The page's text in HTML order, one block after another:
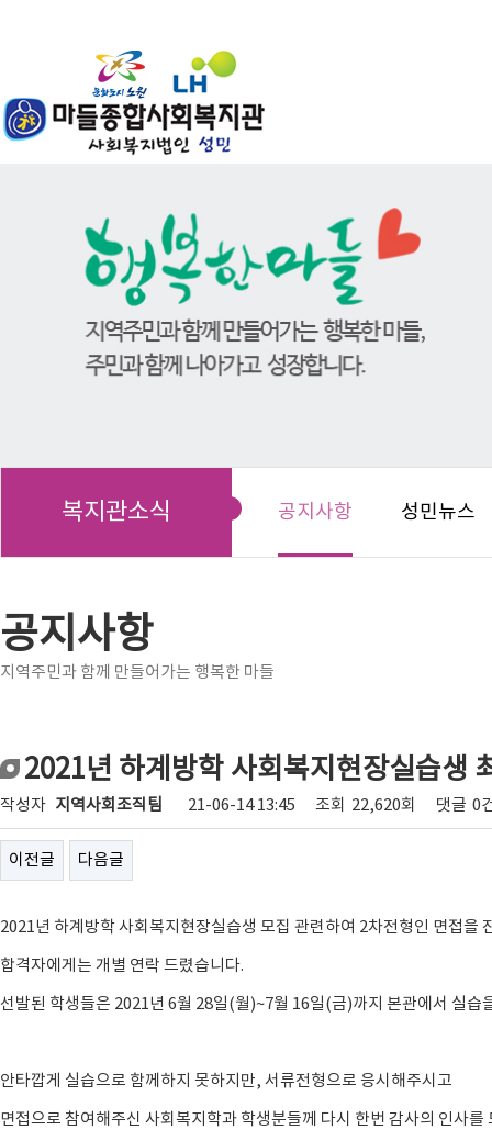
복지관소식 공지사항 성민뉴스
공지사항
지역주민과 함께 만들어가는 행복한 마들
2021년 하계방학 사회복지현장실습생
작성자 지역사회조직팀 21-06-14 13:45 조회 22,620회 댓글 0
이전글 다음글
2021년 하계방학 사회복지현장실습생 모집 관련하여 2차전형인 면접을
합격자에게는 개별 연락 드렸습니다.
선발된 학생들은 2021년 6월 28일(월)~7월 16일(금)까지 본관에서 실습
안타깝게 실습으로 함께하지 못하지만, 서류전형으로 응시해주시고
면접으로 참여해주신 사회복지학과 학생분들께 다시 한번 감사의 인사를